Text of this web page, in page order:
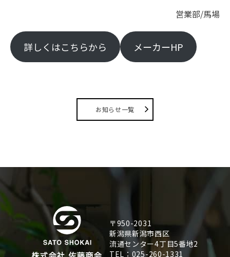
営業部/馬場
詳しくはこちらから メーカーHP
お知らせ一覧
〒950-2031
新潟県新潟市西区
流通センター4丁目5番地2
TEL：025-260-1331